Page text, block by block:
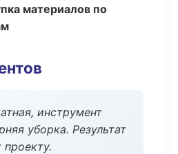
материалов по
инструмент
уборка. Результат
проекту.